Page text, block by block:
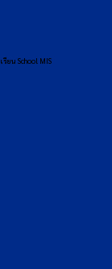
น School MIS